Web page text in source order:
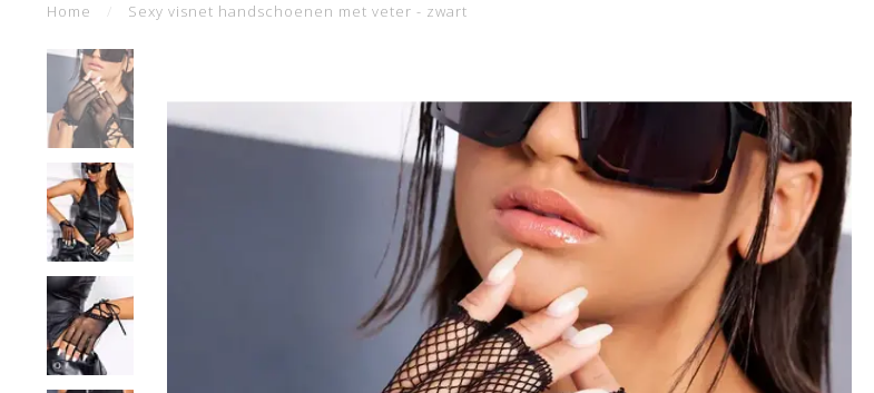
Home Sexy visnet handschoenen met veter - zwart